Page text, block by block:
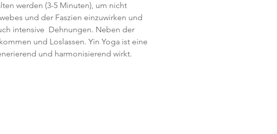
werden (3-5 Minuten), um nicht
und der Faszien einzuwirken und
intensive  Dehnungen. Neben der
und Loslassen. Yin Yoga ist eine
und harmonisierend wirkt.